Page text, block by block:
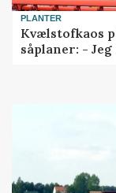
PLANTER
Kvælstofkaos
såplaner: -